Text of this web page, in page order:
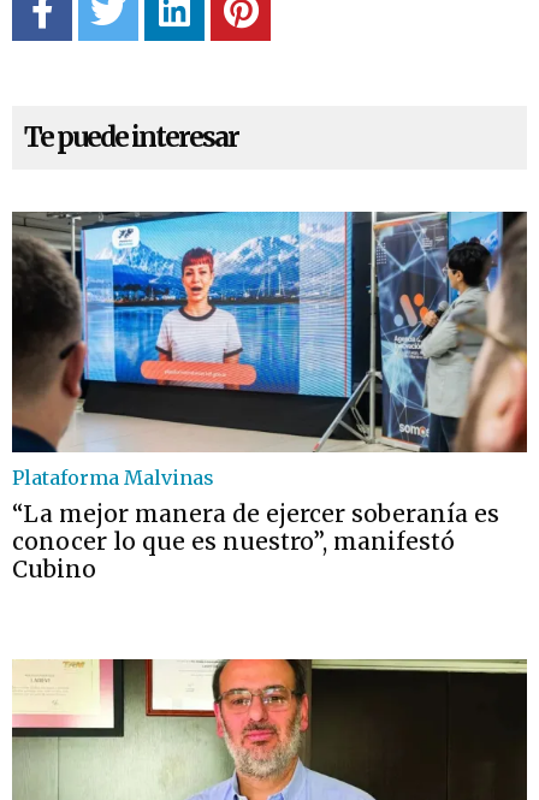
Te puede interesar
Plataforma Malvinas
“La mejor manera de ejercer soberanía es
conocer lo que es nuestro”, manifestó
Cubino